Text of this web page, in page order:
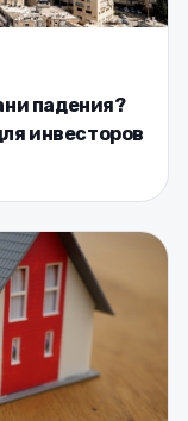
падения?
инвесторов